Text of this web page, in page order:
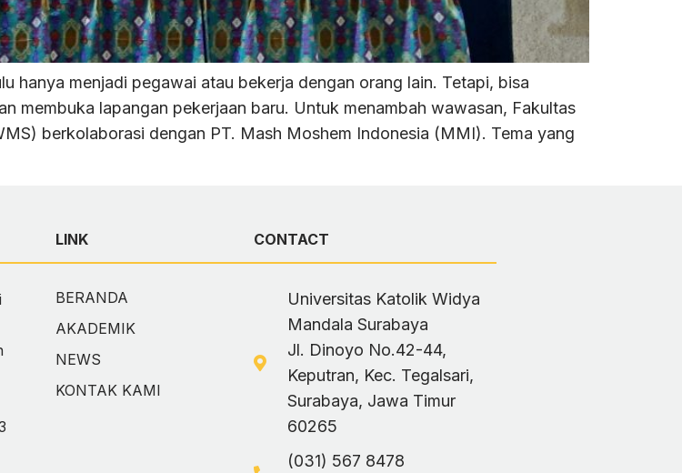
hanya menjadi pegawai atau bekerja dengan orang lain. Tetapi, bisa
membuka lapangan pekerjaan baru. Untuk menambah wawasan, Fakultas
berkolaborasi dengan PT. Mash Moshem Indonesia (MMI). Tema yang
LINK
BERANDA
AKADEMIK
NEWS
KONTAK KAMI
CONTACT
Universitas Katolik Widya
Mandala Surabaya
Jl. Dinoyo No.42-44,
Keputran, Kec. Tegalsari,
Surabaya, Jawa Timur
60265
(031) 567 8478